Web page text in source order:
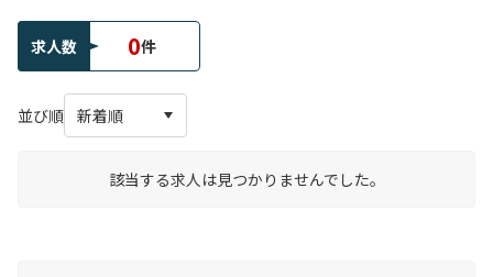
求人数 0件
並び順
該当する求人は見つかりませんでした。